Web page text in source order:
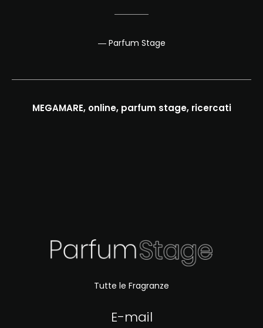
― Parfum Stage
MEGAMARE, online, parfum stage, ricercati
Tutte le Fragranze
E-mail